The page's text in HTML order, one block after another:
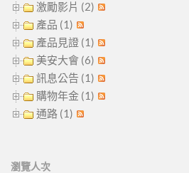
激勵影片 (2)
產品 (1)
產品見證 (1)
美安大會 (6)
訊息公告 (1)
購物年金 (1)
通路 (1)
瀏覽人次